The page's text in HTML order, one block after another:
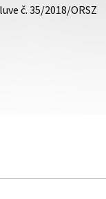
č. 35/2018/ORSZ